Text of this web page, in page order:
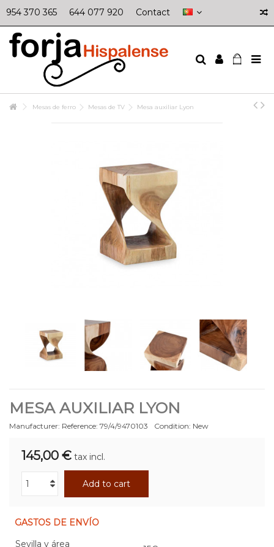
954 370 365 644 077 920 Contact
Mesas de ferro Mesas de TV Mesa auxiliar Lyon
MESA AUXILIAR LYON
Manufacturer: Reference: 79/4/9470103 Condition: New
145,00 € tax incl.
Add to cart
GASTOS DE ENVÍO
Sevilla y área